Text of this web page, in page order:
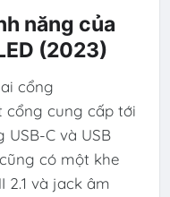
năng của
(2023)
cổng
cổng cung cấp tới
USB-C và USB
có một khe
2.1 và jack âm